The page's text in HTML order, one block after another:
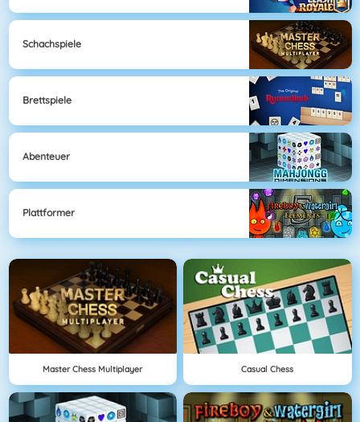
Schachspiele
Brettspiele
Abenteuer
Plattformer
Master Chess Multiplayer Casual Chess